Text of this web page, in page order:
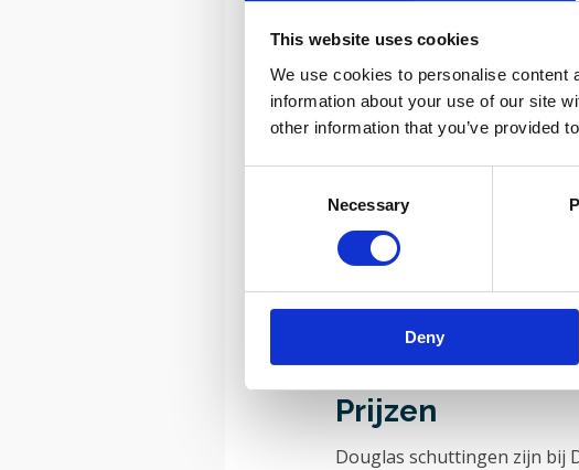
This website uses cookies
We use cookies to personalise content
information about your use of our site
other information that you’ve provided
Necessary
Deny
dan bij aankoop.
Ja, zeker. We plaatsen
ver daarbuiten, bij mensen
kanttekening: als je weinig
accepteren, heeft met
Prijzen
Douglas schuttingen zijn bij